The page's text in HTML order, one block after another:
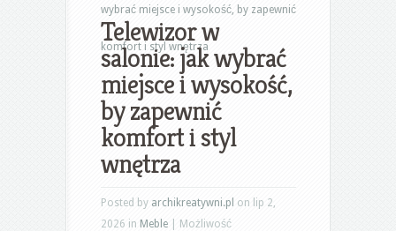
wybrać miejsce i wysokość, by zapewnić
komfort i styl wnętrza
Telewizor w
salonie: jak wybrać
miejsce i wysokość,
by zapewnić
komfort i styl
wnętrza
Posted by archikreatywni.pl on lip 2,
2026 in Meble
Możliwość